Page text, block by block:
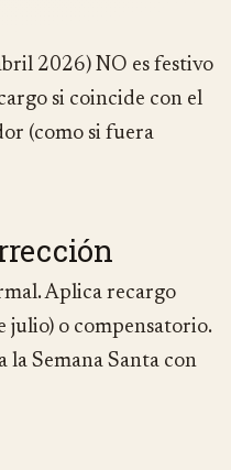
2026) NO es festivo
si coincide con el
(como si fuera
Aplica recargo
julio) o compensatorio.
la Semana Santa con